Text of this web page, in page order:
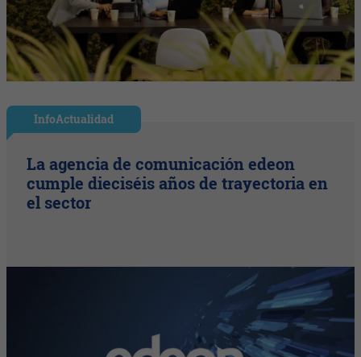
InfoActualidad
La agencia de comunicación edeon
cumple dieciséis años de trayectoria en
el sector